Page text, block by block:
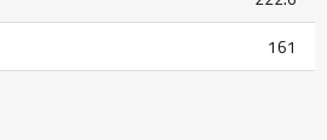
161